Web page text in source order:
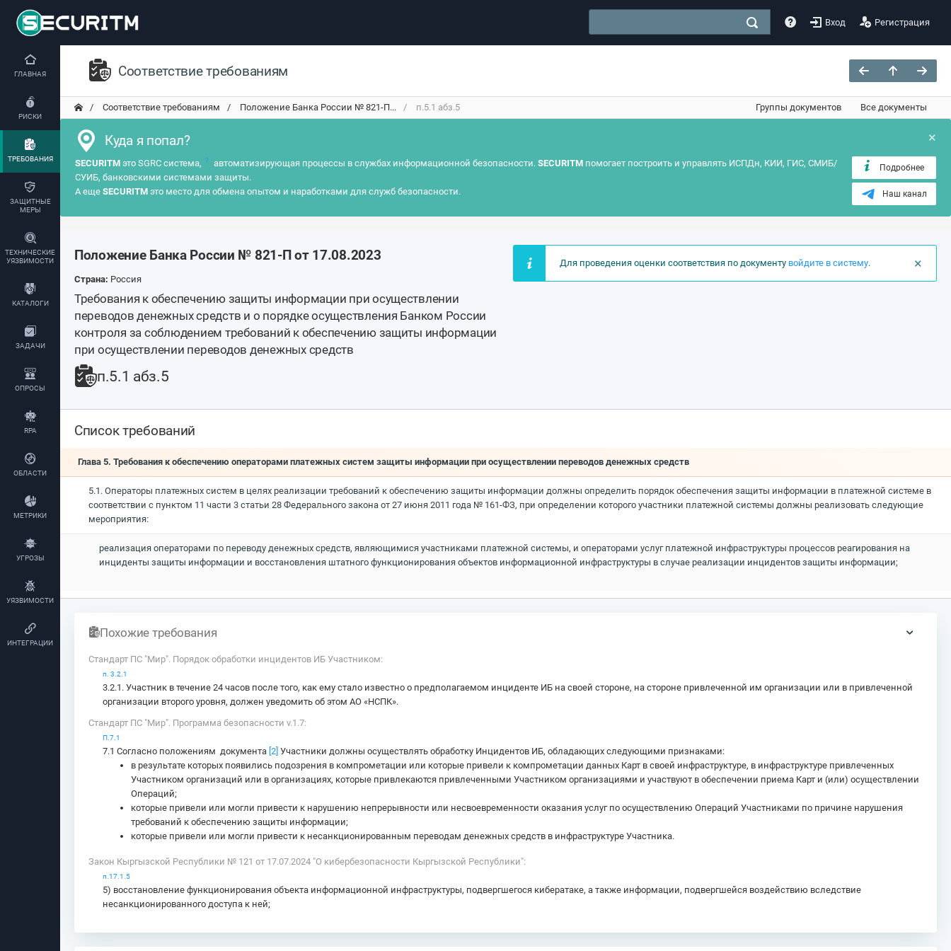
Вход Регистрация
ГЛАВНАЯ
РИСКИ
ТРЕБОВАНИЯ
ЗАЩИТНЫЕ
МЕРЫ
ТЕХНИЧЕСКИЕ
УЯЗВИМОСТИ
КАТАЛОГИ
ЗАДАЧИ
ОПРОСЫ
RPA
ОБЛАСТИ
МЕТРИКИ
УГРОЗЫ
УЯЗВИМОСТИ
ИНТЕГРАЦИИ
Соответствие требованиям
Соответствие требованиям Положение Банка России № 821-П... п.5.1 абз.5 Группы документов Все документы
×
Куда я попал?
SECURITM это SGRC система, ? автоматизирующая процессы в службах информационной безопасности. SECURITMпомогает построить и управлять ИСПДн, КИИ, ГИС, СМИБ/
СУИБ, банковскими системами защиты.
А еще SECURITM это место для обмена опытом и наработками для служб безопасности.
Подробнее
Наш канал
Положение Банка России № 821-П от 17.08.2023
Страна: Россия
Требования к обеспечению защиты информации при осуществлении
переводов денежных средств и о порядке осуществления Банком России
контроля за соблюдением требований к обеспечению защиты информации
при осуществлении переводов денежных средств
п.5.1 абз.5
×
Для проведения оценки соответствия по документу войдите в систему.
Список требований
Глава 5. Требования к обеспечению операторами платежных систем защиты информации при осуществлении переводов денежных средств
5.1. Операторы платежных систем в целях реализации требований к обеспечению защиты информации должны определить порядок обеспечения защиты информации в платежной системе в
соответствии с пунктом 11 части 3 статьи 28 Федерального закона от 27 июня 2011 года № 161-ФЗ, при определении которого участники платежной системы должны реализовать следующие
мероприятия:
реализация операторами по переводу денежных средств, являющимися участниками платежной системы, и операторами услуг платежной инфраструктуры процессов реагирования на
инциденты защиты информации и восстановления штатного функционирования объектов информационной инфраструктуры в случае реализации инцидентов защиты информации;
Похожие требования
Стандарт ПС "Мир". Порядок обработки инцидентов ИБ Участником:
п. 3.2.1
3.2.1. Участник в течение 24 часов после того, как ему стало известно о предполагаемом инциденте ИБ на своей стороне, на стороне привлеченной им организации или в привлеченной
организации второго уровня, должен уведомить об этом АО «НСПК».
Стандарт ПС "Мир". Программа безопасности v.1.7:
П.7.1
7.1 Согласно положениям документа [2] Участники должны осуществлять обработку Инцидентов ИБ, обладающих следующими признаками:
в результате которых появились подозрения в компрометации или которые привели к компрометации данных Карт в своей инфраструктуре, в инфраструктуре привлеченных
Участником организаций или в организациях, которые привлекаются привлеченными Участником организациями и участвуют в обеспечении приема Карт и (или) осуществлении
Операций;
которые привели или могли привести к нарушению непрерывности или несвоевременности оказания услуг по осуществлению Операций Участниками по причине нарушения
требований к обеспечению защиты информации;
которые привели или могли привести к несанкционированным переводам денежных средств в инфраструктуре Участника.
Закон Кыргызской Республики № 121 от 17.07.2024 "О кибербезопасности Кыргызской Республики":
п.17.1.5
5) восстановление функционирования объекта информационной инфраструктуры, подвергшегося кибератаке, а также информации, подвергшейся воздействию вследствие
несанкционированного доступа к ней;